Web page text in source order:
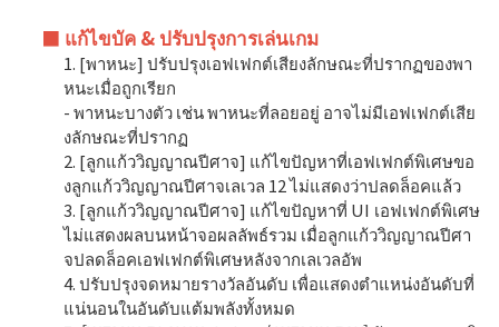
■ แก้ไขบัค & ปรับปรุงการเล่นเกม
1. [พาหนะ] ปรับปรุงเอฟเฟกต์เสียงลักษณะที่ปรากฏของพา
หนะเมื่อถูกเรียก
- พาหนะบางตัว เช่น พาหนะที่ลอยอยู่ อาจไม่มีเอฟเฟกต์เสีย
งลักษณะที่ปรากฏ
2. [ลูกแก้ววิญญาณปีศาจ] แก้ไขปัญหาที่เอฟเฟกต์พิเศษขอ
งลูกแก้ววิญญาณปีศาจเลเวล 12 ไม่แสดงว่าปลดล็อคแล้ว
3. [ลูกแก้ววิญญาณปีศาจ] แก้ไขปัญหาที่ UI เอฟเฟกต์พิเศษ
ไม่แสดงผลบนหน้าจอผลลัพธ์รวม เมื่อลูกแก้ววิญญาณปีศา
จปลดล็อคเอฟเฟกต์พิเศษหลังจากเลเวลอัพ
4. ปรับปรุงจดหมายรางวัลอันดับ เพื่อแสดงตำแหน่งอันดับที่
แน่นอนในอันดับแต้มพลังทั้งหมด